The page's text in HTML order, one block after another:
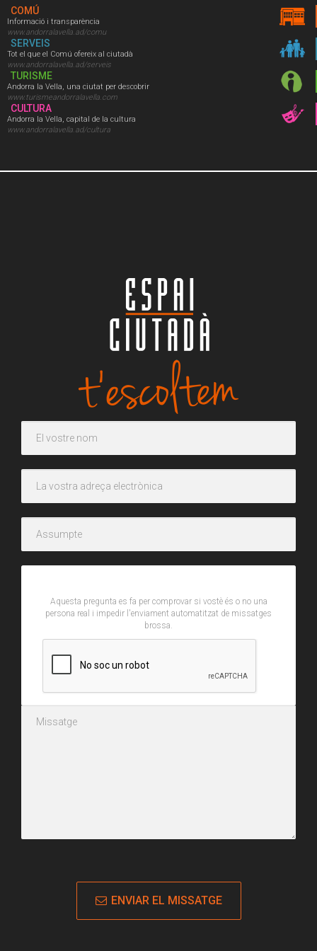
COMÚ
Informació i transparència
www.andorralavella.ad/comu
SERVEIS
Tot el que el Comú ofereix al ciutadà
www.andorralavella.ad/serveis
TURISME
Andorra la Vella, una ciutat per descobrir
www.turismeandorralavella.com
CULTURA
Andorra la Vella, capital de la cultura
www.andorralavella.ad/cultura
Aquesta pregunta es fa per comprovar si vostè és o no una
persona real i impedir l'enviament automatitzat de missatges
brossa.
ENVIAR EL MISSATGE